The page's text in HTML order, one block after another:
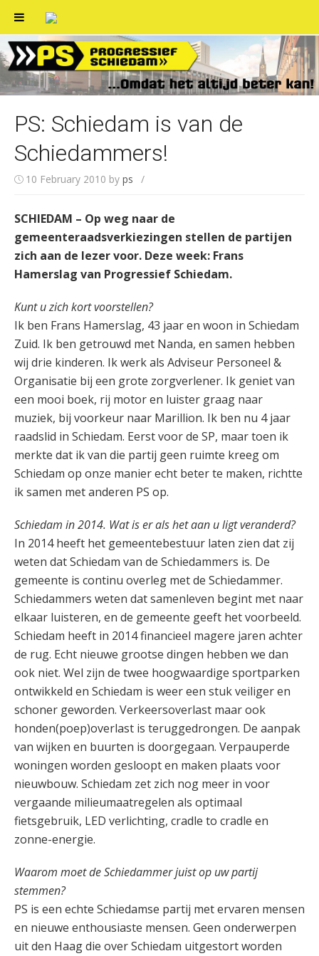
Skip
to
content
PS: Schiedam is van de
Schiedammers!
10 February 2010 by ps /
SCHIEDAM – Op weg naar de
gemeenteraadsverkiezingen stellen de partijen
zich aan de lezer voor. Deze week: Frans
Hamerslag van Progressief Schiedam.
Kunt u zich kort voorstellen?
Ik ben Frans Hamerslag, 43 jaar en woon in Schiedam
Zuid. Ik ben getrouwd met Nanda, en samen hebben
wij drie kinderen. Ik werk als Adviseur Personeel &
Organisatie bij een grote zorgverlener. Ik geniet van
een mooi boek, rij motor en luister graag naar
muziek, bij voorkeur naar Marillion. Ik ben nu 4 jaar
raadslid in Schiedam. Eerst voor de SP, maar toen ik
merkte dat ik van die partij geen ruimte kreeg om
Schiedam op onze manier echt beter te maken, richtte
ik samen met anderen PS op.
Schiedam in 2014. Wat is er als het aan u ligt veranderd?
In 2014 heeft het gemeentebestuur laten zien dat zij
weten dat Schiedam van de Schiedammers is. De
gemeente is continu overleg met de Schiedammer.
Schiedammers weten dat samenleven begint met naar
elkaar luisteren, en de gemeente geeft het voorbeeld.
Schiedam heeft in 2014 financieel magere jaren achter
de rug. Echt nieuwe grootse dingen hebben we dan
ook niet. Wel zijn de twee hoogwaardige sportparken
ontwikkeld en Schiedam is weer een stuk veiliger en
schoner geworden. Verkeersoverlast maar ook
honden(poep)overlast is teruggedrongen. De aanpak
van wijken en buurten is doorgegaan. Verpauperde
woningen worden gesloopt en maken plaats voor
nieuwbouw. Schiedam zet zich nog meer in voor
vergaande milieumaatregelen als optimaal
fietsgebruik, LED verlichting, cradle to cradle en
zonne-energie.
Waarom moet de Schiedammer juist op uw partij
stemmen?
PS is een echte Schiedamse partij met ervaren mensen
en nieuwe enthousiaste mensen. Geen onderwerpen
uit den Haag die over Schiedam uitgestort worden